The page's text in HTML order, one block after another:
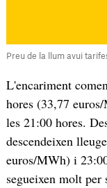
Preu de la llum avui
L'encariment
hores (33,77
les 21:00 hores.
descendeixen
euros/MWh) i
segueixen molt